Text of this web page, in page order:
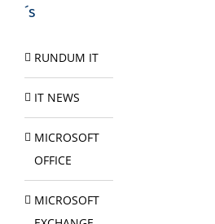
´s
RUNDUM IT
IT NEWS
MICROSOFT
OFFICE
MICROSOFT